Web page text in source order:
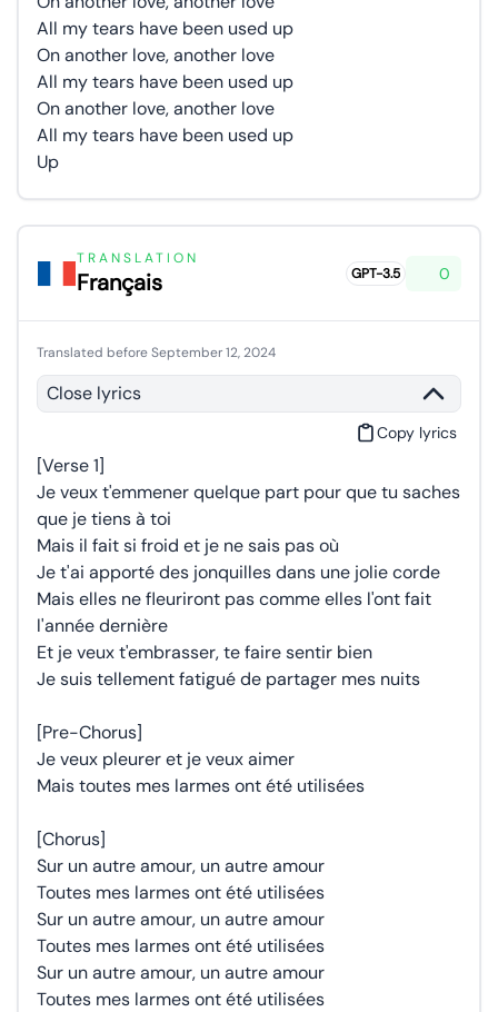
TRANSLATION
Français GPT-3.5 0
Translated before September 12, 2024
Close lyrics
Copy lyrics
[Verse 1]
Je veux t'emmener quelque part pour que tu saches
que je tiens à toi
Mais il fait si froid et je ne sais pas où
Je t'ai apporté des jonquilles dans une jolie corde
Mais elles ne fleuriront pas comme elles l'ont fait
l'année dernière
Et je veux t'embrasser, te faire sentir bien
Je suis tellement fatigué de partager mes nuits
[Pre-Chorus]
Je veux pleurer et je veux aimer
Mais toutes mes larmes ont été utilisées
[Chorus]
Sur un autre amour, un autre amour
Toutes mes larmes ont été utilisées
Sur un autre amour, un autre amour
Toutes mes larmes ont été utilisées
Sur un autre amour, un autre amour
Toutes mes larmes ont été utilisées
All my tears have been used up
On another love, another love
All my tears have been used up
On another love, another love
All my tears have been used up
Up